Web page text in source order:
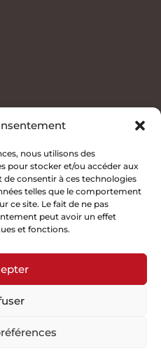
nous utilisons des
pour stocker et/ou accéder aux
de consentir à ces technologies
telles que le comportement
ce site. Le fait de ne pas
peut avoir un effet
et fonctions.